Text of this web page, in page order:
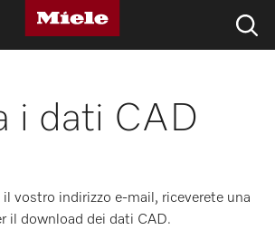
i dati CAD
vostro indirizzo e-mail, riceverete una
il download dei dati CAD.